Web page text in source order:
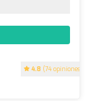
4.8 (74 opiniones)